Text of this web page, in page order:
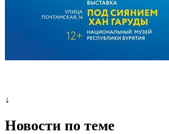
↓
Новости по теме